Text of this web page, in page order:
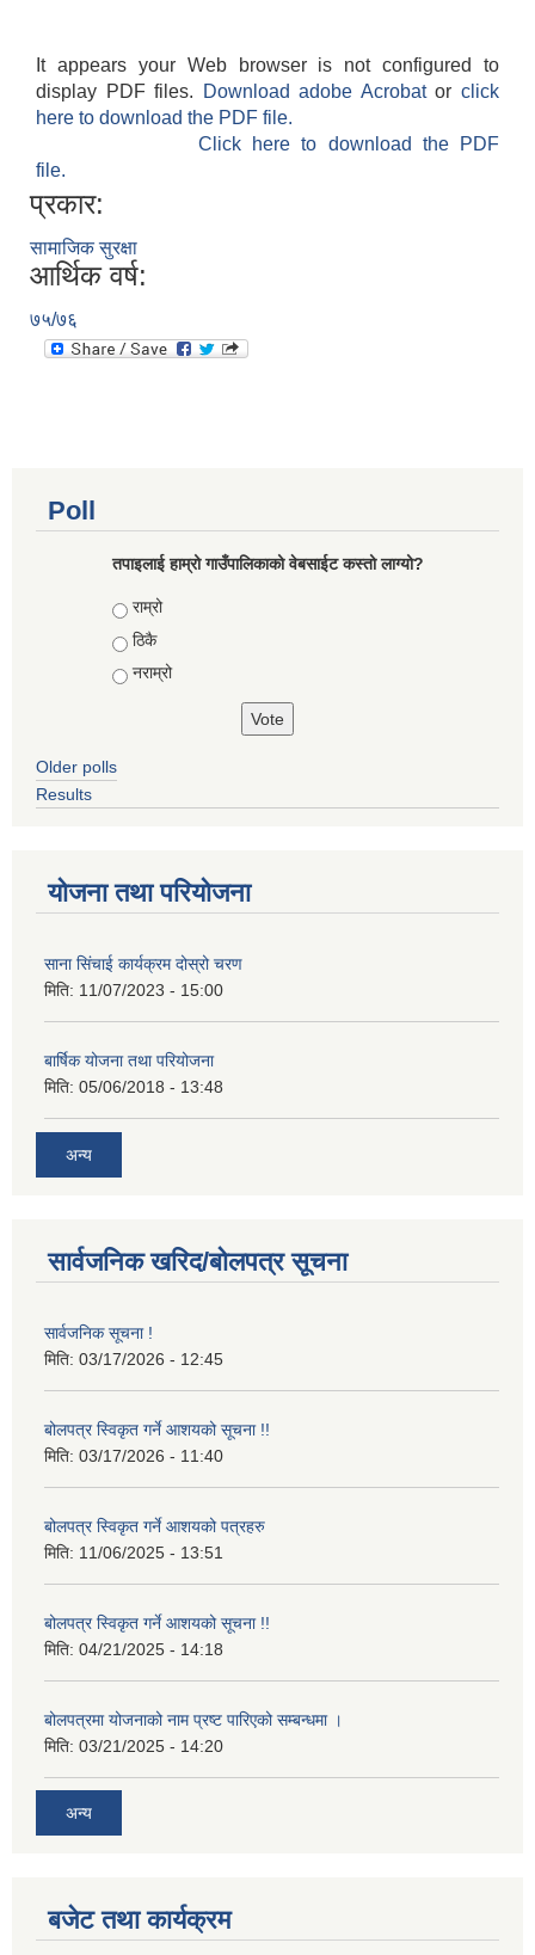
It appears your Web browser is not configured to
display PDF files.
Download adobe Acrobatorclick
here to download the PDF file.
Click here to download the PDF
file.
प्रकार:
सामाजिक सुरक्षा
आर्थिक वर्ष:
७५/७६
Poll
तपाइलाई हाम्रो गाउँपालिकाको वेबसाईट कस्तो लाग्यो?
Choices
राम्रो
ठिकै
नराम्रो
Older polls
Results
योजना तथा परियोजना
साना सिंचाई कार्यक्रम दोस्रो चरण
मिति: 11/07/2023 - 15:00
बार्षिक योजना तथा परियोजना
मिति: 05/06/2018 - 13:48
अन्य
सार्वजनिक खरिद/बोलपत्र सूचना
सार्वजनिक सूचना !
मिति: 03/17/2026 - 12:45
बोलपत्र स्विकृत गर्ने आशयको सूचना !!
मिति: 03/17/2026 - 11:40
बोलपत्र स्विकृत गर्ने आशयको पत्रहरु
मिति: 11/06/2025 - 13:51
बोलपत्र स्विकृत गर्ने आशयको सूचना !!
मिति: 04/21/2025 - 14:18
बोलपत्रमा योजनाको नाम प्रष्ट पारिएको सम्बन्धमा ।
मिति: 03/21/2025 - 14:20
अन्य
बजेट तथा कार्यक्रम